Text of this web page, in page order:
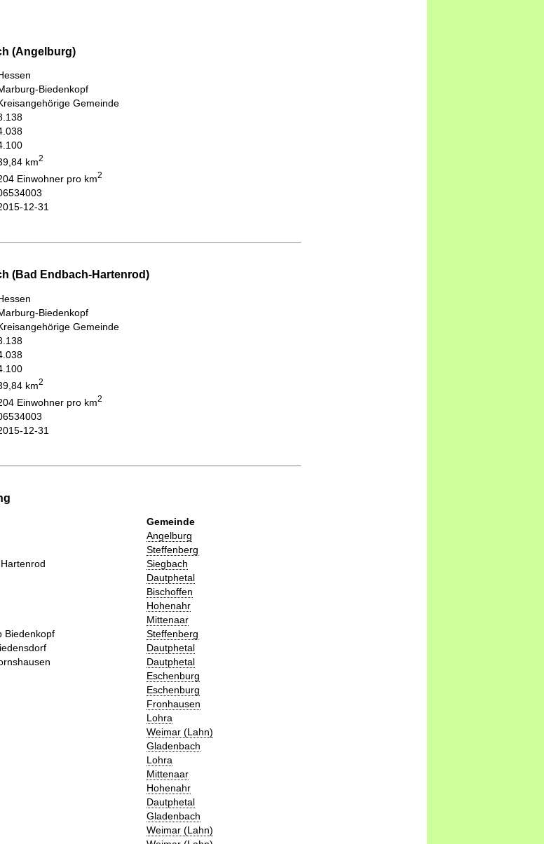
(Angelburg)
Biedenkopf
Gemeinde
km2
Einwohner pro km2
12-31
(Bad Endbach-Hartenrod)
Biedenkopf
Gemeinde
km2
Einwohner pro km2
12-31
Gemeinde
Angelburg
Steffenberg
Siegbach
Dautphetal
Bischoffen
Hohenahr
Mittenaar
Biedenkopf
Steffenberg
Dautphetal
Dautphetal
Eschenburg
Eschenburg
Fronhausen
Lohra
Weimar (Lahn)
Gladenbach
Lohra
Mittenaar
Hohenahr
Dautphetal
Gladenbach
Weimar (Lahn)